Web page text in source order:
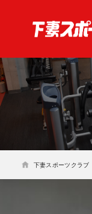
下妻スポーツクラブ